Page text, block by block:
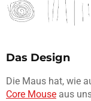
Das Design
Die Maus hat, wie
Core Mouse aus